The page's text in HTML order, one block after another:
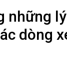
những
dòng